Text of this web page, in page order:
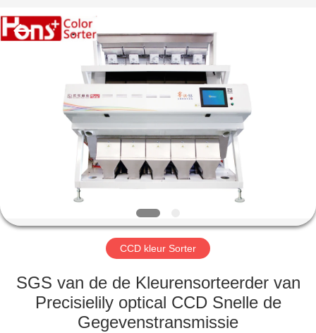
PRODUCTEN
ONGEVEER
FABRIEKSREIS
KWALITEITSCONTROLE
CONTACTEER
High-
tech
Co.,Ltd.
CCD kleur Sorter
SGS van de de Kleurensorteerder van
Precisielily optical CCD Snelle de
Gegevenstransmissie